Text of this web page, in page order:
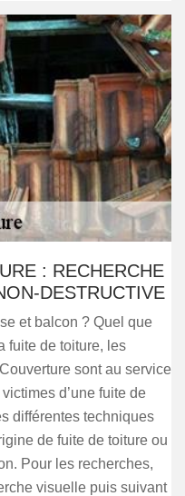
: RECHERCHE
DESTRUCTIVE
et balcon ? Quel que
fuite de toiture, les
sont au service
d’une fuite de
différentes techniques
de fuite de toiture ou
Pour les recherches,
visuelle puis suivant